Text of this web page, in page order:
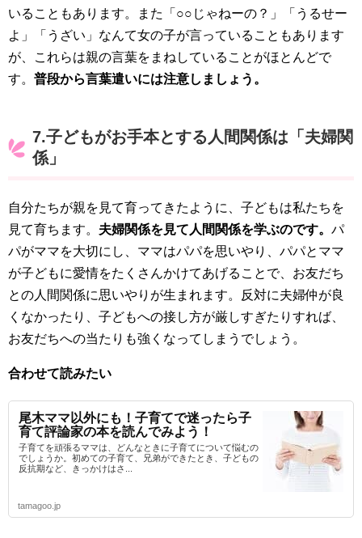
いることもあります。また「○○じゃねーの？」「うるせー
よ」「うざい」なんて女の子が言っていることもあります
が、これらは親の言葉をまねしていることがほとんどで
す。 普段から言葉遣いには注意しましょう。
7.子どもがお手本とする人間関係は「夫婦関
係」
自分たちが親を見て育ってきたように、子どもは私たちを
見て育ちます。 夫婦関係を見て人間関係を学ぶのです。 パ
パがママを大切にし、ママはパパを思いやり、パパとママ
が子どもに愛情をたくさんかけてあげることで、お友だち
との人間関係に思いやりが生まれます。反対に夫婦仲が良
くなかったり、子どもへの接し方が厳しすぎたりすれば、
お友だちへの当たりも強くなってしまうでしょう。
合わせて読みたい
尾木ママ以外にも！子育てで迷ったら子
育て評論家の本を読んでみよう！
子育てを頑張るママは、どんなときに子育てについて悩むの
でしょうか。初めての子育て、兄弟ができたとき、子どもの
反抗期など、きっかけはさ...
tamagoo.jp